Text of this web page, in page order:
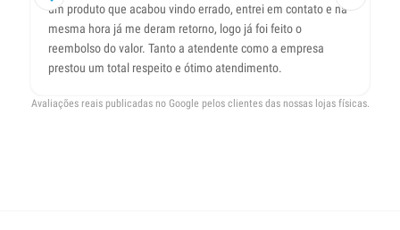
um produto que acabou vindo errado, entrei em contato e na
mesma hora já me deram retorno, logo já foi feito o
reembolso do valor. Tanto a atendente como a empresa
prestou um total respeito e ótimo atendimento.
Avaliações reais publicadas no Google pelos clientes das nossas lojas físicas.